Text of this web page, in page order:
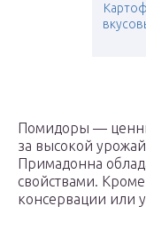
Помидоры —
за высокой
Примадонна
свойствами.
консервации или